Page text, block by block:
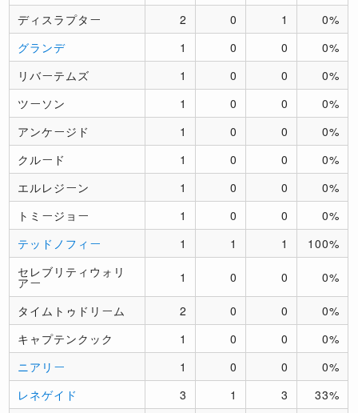
ディスラプター
2 0 1
0%
グランデ
1 0 0
0%
リバーテムズ
1 0 0
0%
ツーソン
1 0 0
0%
アンケージド
1 0 0
0%
クルード
1 0 0
0%
エルレジーン
1 0 0
0%
トミージョー
1 0 0
0%
テッドノフィー
1 1 1
100%
セレブリティウォリ
アー 1 0 0 0%
タイムトゥドリーム 2 0 0
0%
キャプテンクック
1 0 0
0%
ニアリー
1 0 0
0%
レネゲイド
3 1 3
33%